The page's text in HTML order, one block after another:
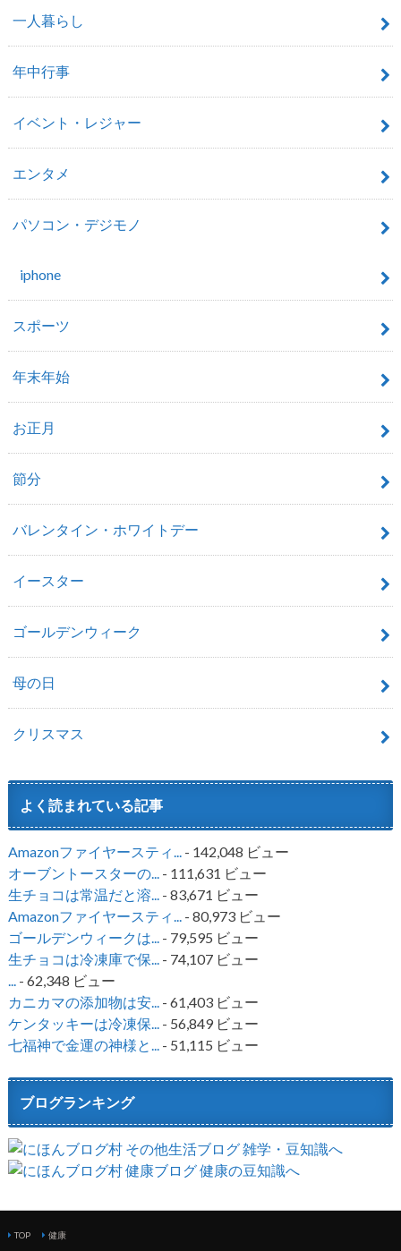
一人暮らし
年中行事
イベント・レジャー
エンタメ
パソコン・デジモノ
iphone
スポーツ
年末年始
お正月
節分
バレンタイン・ホワイトデー
イースター
ゴールデンウィーク
母の日
クリスマス
よく読まれている記事
Amazonファイヤースティ...- 142,048 ビュー
オーブントースターの...- 111,631 ビュー
生チョコは常温だと溶...- 83,671 ビュー
Amazonファイヤースティ...- 80,973 ビュー
ゴールデンウィークは...- 79,595 ビュー
生チョコは冷凍庫で保...- 74,107 ビュー
...- 62,348 ビュー
カニカマの添加物は安...- 61,403 ビュー
ケンタッキーは冷凍保...- 56,849 ビュー
七福神で金運の神様と...- 51,115 ビュー
ブログランキング
TOP 健康